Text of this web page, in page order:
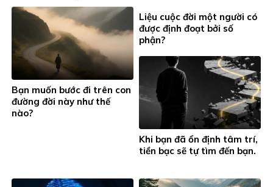
Bạn muốn bước đi trên con
đường đời này như thế
nào?
Liệu cuộc đời một người có
được định đoạt bởi số
phận?
Khi bạn đã ổn định tâm trí,
tiền bạc sẽ tự tìm đến bạn.